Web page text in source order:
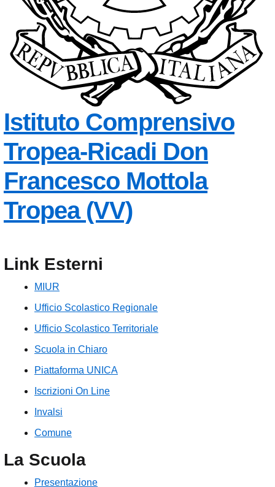
Istituto Comprensivo
Tropea-Ricadi Don
Francesco Mottola
Tropea (VV)— Visita la
Link Esterni
MIUR
Ufficio Scolastico Regionale
Ufficio Scolastico Territoriale
Scuola in Chiaro
Piattaforma UNICA
Iscrizioni On Line
Invalsi
Comune
La Scuola
Presentazione